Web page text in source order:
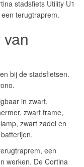
stadsfiets Utility U1
terugtraprem.
bij de stadsfietsen.
in zwart,
zwart frame,
zwart zadel en
een
werken. De Cortina